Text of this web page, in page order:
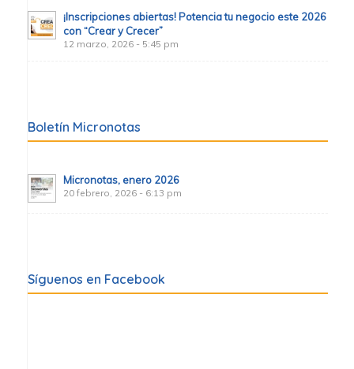
¡Inscripciones abiertas! Potencia tu negocio este 2026
con “Crear y Crecer”
12 marzo, 2026 - 5:45 pm
Boletín Micronotas
Micronotas, enero 2026
20 febrero, 2026 - 6:13 pm
Síguenos en Facebook